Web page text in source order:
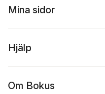
Mina sidor
Hjälp
Om Bokus